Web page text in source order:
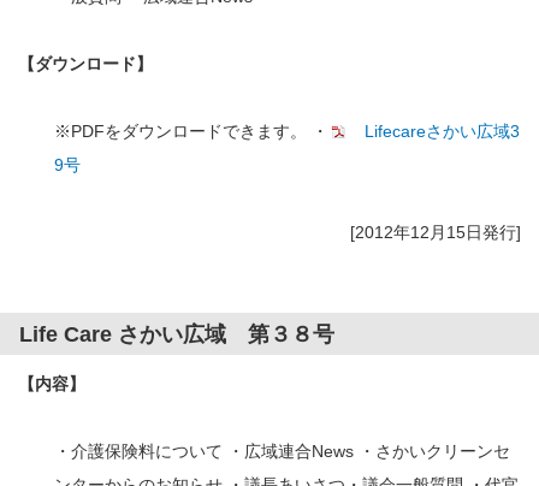
【ダウンロード】
※PDFをダウンロードできます。 ・
Lifecareさかい広域3
9号
[2012年12月15日発行]
Life Care さかい広域 第３８号
【内容】
・介護保険料について ・広域連合News ・さかいクリーンセ